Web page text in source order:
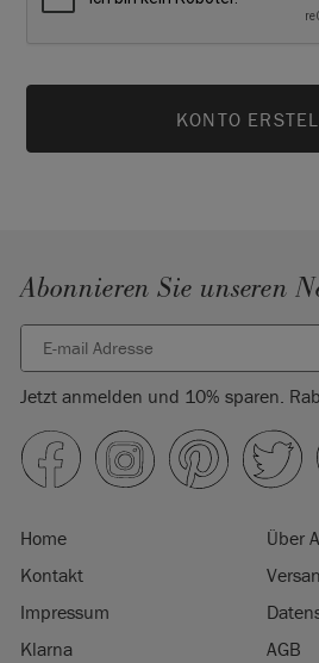
Abonnieren Sie unseren
Jetzt anmelden und 10% sparen.
Home
Über
Kontakt
Impressum
Klarna
AGB